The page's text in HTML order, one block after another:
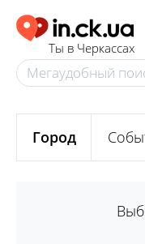
Ты в Черкассах
Город